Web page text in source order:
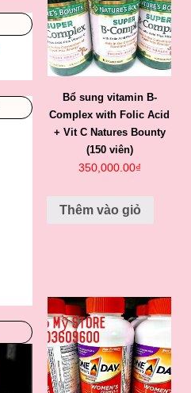
Bổ sung vitamin B-
Complex with Folic Acid
+ Vit C Natures Bounty
(150 viên)
350,000.00₫
Thêm vào giỏ